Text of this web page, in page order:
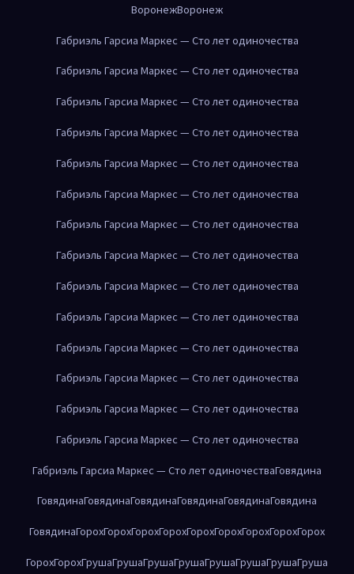
ВоронежВоронеж
Габриэль Гарсиа Маркес — Сто лет одиночества
Габриэль Гарсиа Маркес — Сто лет одиночества
Габриэль Гарсиа Маркес — Сто лет одиночества
Габриэль Гарсиа Маркес — Сто лет одиночества
Габриэль Гарсиа Маркес — Сто лет одиночества
Габриэль Гарсиа Маркес — Сто лет одиночества
Габриэль Гарсиа Маркес — Сто лет одиночества
Габриэль Гарсиа Маркес — Сто лет одиночества
Габриэль Гарсиа Маркес — Сто лет одиночества
Габриэль Гарсиа Маркес — Сто лет одиночества
Габриэль Гарсиа Маркес — Сто лет одиночества
Габриэль Гарсиа Маркес — Сто лет одиночества
Габриэль Гарсиа Маркес — Сто лет одиночества
Габриэль Гарсиа Маркес — Сто лет одиночества
Габриэль Гарсиа Маркес — Сто лет одиночестваГовядина
ГовядинаГовядинаГовядинаГовядинаГовядинаГовядина
ГовядинаГорохГорохГорохГорохГорохГорохГорохГорохГорох
ГорохГорохГрушаГрушаГрушаГрушаГрушаГрушаГрушаГруша